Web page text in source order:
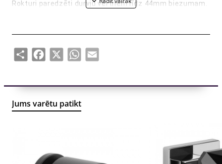
Rokturi paredzēti durvju vērtnēm līdz 44mm biezumam.
biezām rokturu rozetēm; vai 2 bumbuļu gabali – pa kreisi
– 1 vai 2 gab. montāžas rozetes (tā saucamie
montāžas adapteri);
ShareFacebook
X WhatsApp
Email
Jums varētu patikt